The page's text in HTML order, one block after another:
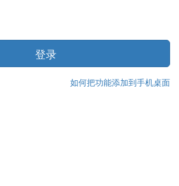
登录
如何把功能添加到手机桌面